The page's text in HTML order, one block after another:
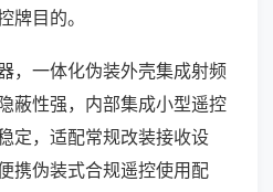
牌目的。
，一体化伪装外壳集成射频
蔽性强，内部集成小型遥控
定，适配常规改装接收设
携伪装式合规遥控使用配